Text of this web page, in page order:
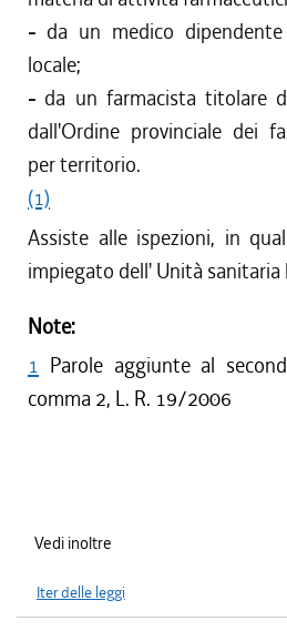
- da un medico
locale;
- da un farmacista titolare
dall'Ordine provinciale dei
per territorio.
(1)
Assiste alle ispezioni, in
impiegato dell' Unità sanitaria
Note:
1 Parole aggiunte al
comma 2, L. R. 19/2006
Vedi inoltre
Iter delle leggi